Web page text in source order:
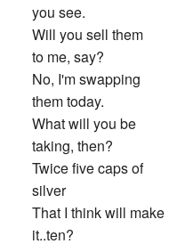
you see.
Will you sell them
to me, say?
No, I'm swapping
them today.
What will you be
taking, then?
Twice five caps of
silver
That I think will make
it..ten?